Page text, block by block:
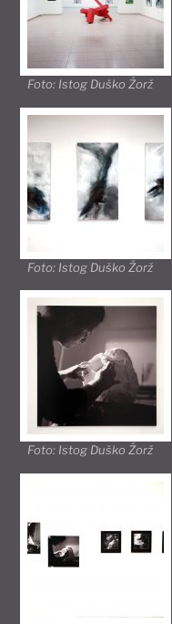
Foto: Istog Duško Žorž
Foto: Istog Duško Žorž
Foto: Istog Duško Žorž